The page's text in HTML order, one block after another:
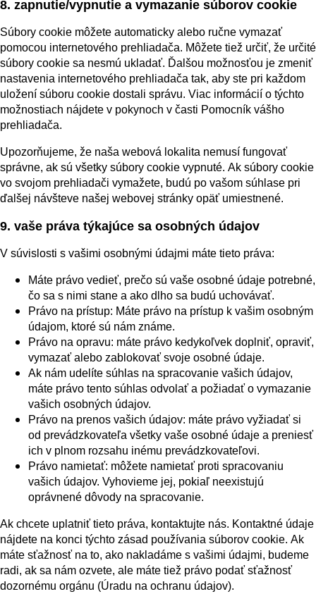
8. zapnutie/vypnutie a vymazanie súborov cookie
Súbory cookie môžete automaticky alebo ručne vymazať
pomocou internetového prehliadača. Môžete tiež určiť, že určité
súbory cookie sa nesmú ukladať. Ďalšou možnosťou je zmeniť
nastavenia internetového prehliadača tak, aby ste pri každom
uložení súboru cookie dostali správu. Viac informácií o týchto
možnostiach nájdete v pokynoch v časti Pomocník vášho
prehliadača.
Upozorňujeme, že naša webová lokalita nemusí fungovať
správne, ak sú všetky súbory cookie vypnuté. Ak súbory cookie
vo svojom prehliadači vymažete, budú po vašom súhlase pri
ďalšej návšteve našej webovej stránky opäť umiestnené.
9. vaše práva týkajúce sa osobných údajov
V súvislosti s vašimi osobnými údajmi máte tieto práva:
Máte právo vedieť, prečo sú vaše osobné údaje potrebné,
čo sa s nimi stane a ako dlho sa budú uchovávať.
Právo na prístup: Máte právo na prístup k vašim osobným
údajom, ktoré sú nám známe.
Právo na opravu: máte právo kedykoľvek doplniť, opraviť,
vymazať alebo zablokovať svoje osobné údaje.
Ak nám udelíte súhlas na spracovanie vašich údajov,
máte právo tento súhlas odvolať a požiadať o vymazanie
vašich osobných údajov.
Právo na prenos vašich údajov: máte právo vyžiadať si
od prevádzkovateľa všetky vaše osobné údaje a preniesť
ich v plnom rozsahu inému prevádzkovateľovi.
Právo namietať: môžete namietať proti spracovaniu
vašich údajov. Vyhovieme jej, pokiaľ neexistujú
oprávnené dôvody na spracovanie.
Ak chcete uplatniť tieto práva, kontaktujte nás. Kontaktné údaje
nájdete na konci týchto zásad používania súborov cookie. Ak
máte sťažnosť na to, ako nakladáme s vašimi údajmi, budeme
radi, ak sa nám ozvete, ale máte tiež právo podať sťažnosť
dozornému orgánu (Úradu na ochranu údajov).